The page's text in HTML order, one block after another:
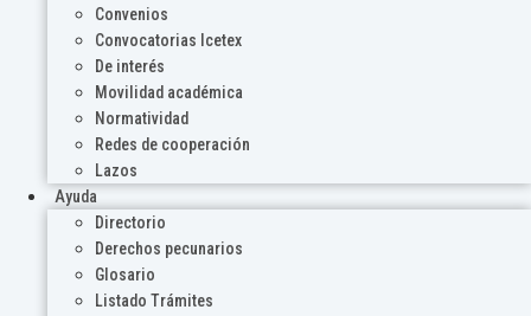
Convenios
Convocatorias Icetex
De interés
Movilidad académica
Normatividad
Redes de cooperación
Lazos
Ayuda
Directorio
Derechos pecunarios
Glosario
Listado Trámites